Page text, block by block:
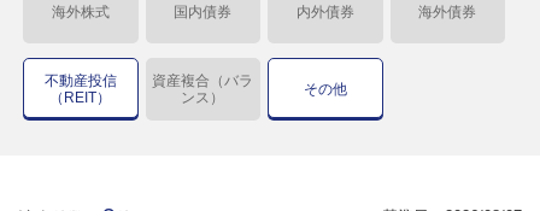
海外株式 国内債券 内外債券 海外債券
不動産投信
（REIT）
資産複合（バラ
ンス）
その他